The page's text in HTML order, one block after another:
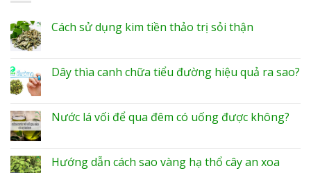
Cách sử dụng kim tiền thảo trị sỏi thận
Dây thìa canh chữa tiểu đường hiệu quả ra sao?
Nước lá vối để qua đêm có uống được không?
Hướng dẫn cách sao vàng hạ thổ cây an xoa